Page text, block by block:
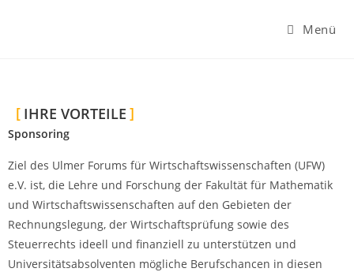
Menü
IHRE VORTEILE
Sponsoring
Ziel des Ulmer Forums für Wirtschaftswissenschaften (UFW)
e.V. ist, die Lehre und Forschung der Fakultät für Mathematik
und Wirtschaftswissenschaften auf den Gebieten der
Rechnungslegung, der Wirtschaftsprüfung sowie des
Steuerrechts ideell und finanziell zu unterstützen und
Universitätsabsolventen mögliche Berufschancen in diesen